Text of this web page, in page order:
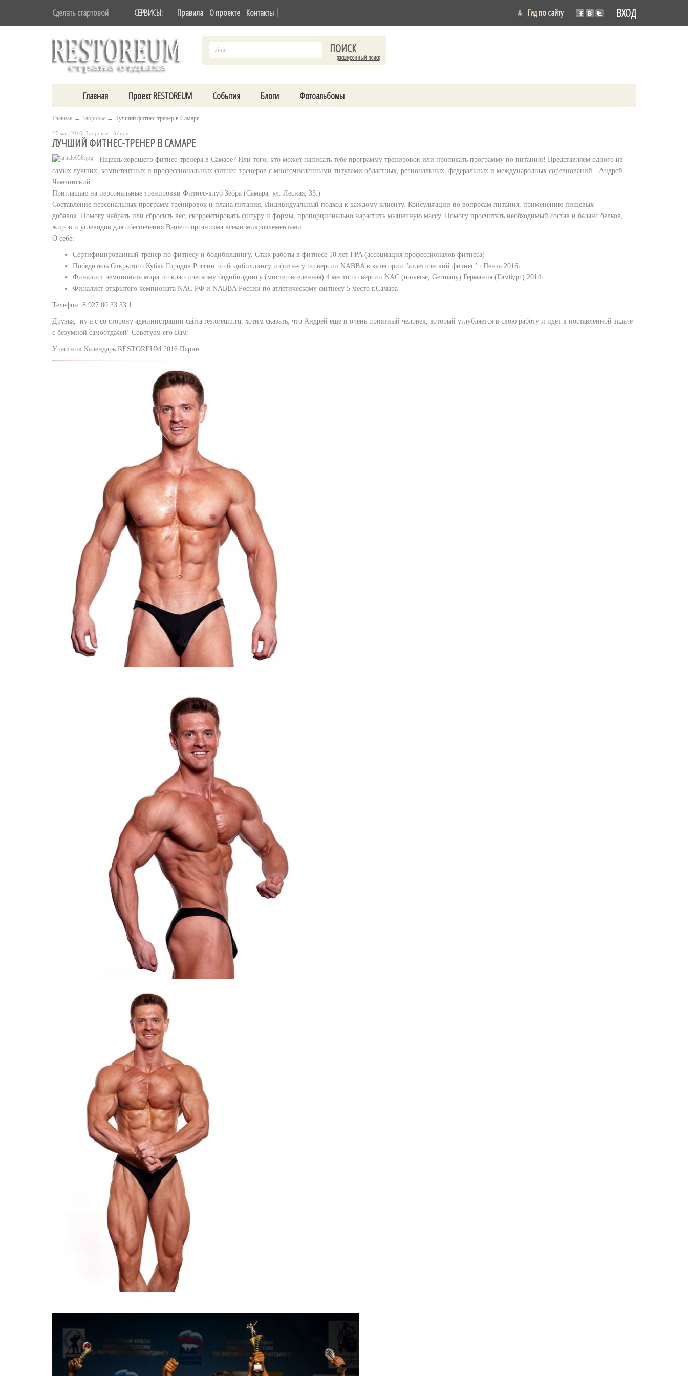
Сделать стартовой ВХОД
Гид по сайту
СЕРВИСЫ: Правила О проекте Контакты
расширенный поиск
Главная Проект RESTOREUM События Блоги Фотоальбомы
Главная → Здоровье → Лучший фитнес-тренер в Самаре
27 мая 2016, Здоровье Admin
ЛУЧШИЙ ФИТНЕС-ТРЕНЕР В САМАРЕ
Ищешь хорошего фитнес-тренера в Самаре? Или того, кто может написать тебе программу тренировок или прописать программу по питанию! Представляем одного из
самых лучших, компетентных и профессиональных фитнес-тренеров с многочисленными титулами областных, региональных, федеральных и международных соревнований - Андрей
Чамзинский.
Приглашаю на персональные тренировки Фитнес-клуб Зебра (Самара, ул. Лесная, 33.)
Составление персональных программ тренировок и плана питания. Индивидуальный подход к каждому клиенту. Консультации по вопросам питания, применению пищевых
добавок. Помогу набрать или сбросить вес, скорректировать фигуру и формы, пропорционально нарастить мышечную массу. Помогу просчитать необходимый состав и баланс белков,
жиров и углеводов для обеспечения Вашего организма всеми микроэлементами.
О себе:
Сертифицированный тренер по фитнесу и бодибилдингу. Cтаж работы в фитнесе 10 лет FPA (ассоциация профессионалов фитнеса)
Победитель Открытого Кубка Городов России по бодибилдингу и фитнесу по версии NABBA в категории "атлетический фитнес" г.Пенза 2016г
Финалист чемпионата мира по классическому бодибилдингу (мистер вселенная) 4 место по версии NAC (universe, Germany) Германия (Гамбург) 2014г
Финалист открытого чемпионата NAC РФ и NABBA России по атлетическому фитнесу 5 место г.Самара
Телефон: 8 927 00 33 33 1
Друзья, ну а с со сторону администрации сайта restoreum.ru, хотим сказать, что Андрей еще и очень приятный человек, который углубляется в свою работу и идет к поставленной задаче
с безумной самоотдачей! Советуем его Вам!
Участник Календарь RESTOREUM 2016 Парни.